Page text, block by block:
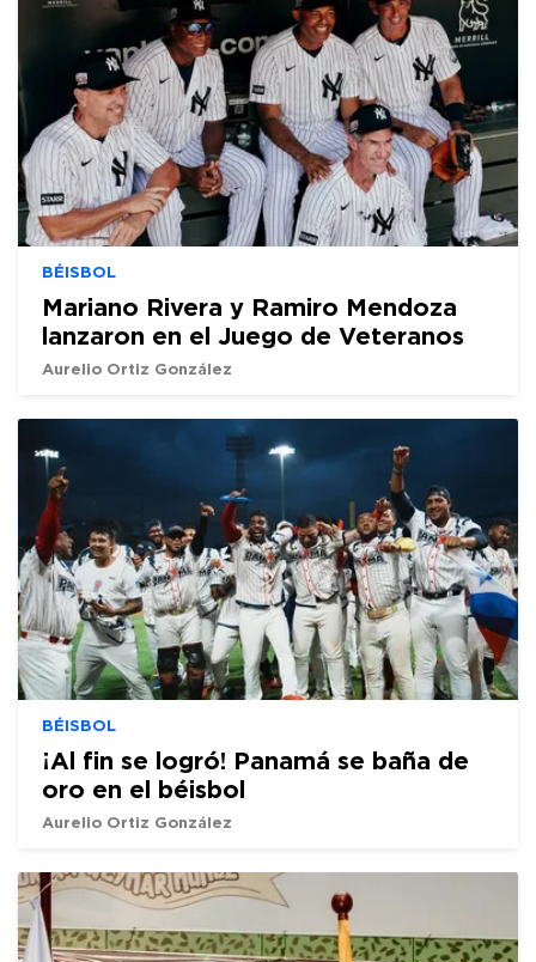
BÉISBOL
Mariano Rivera y Ramiro Mendoza
lanzaron en el Juego de Veteranos
Aurelio Ortiz González
BÉISBOL
¡Al fin se logró! Panamá se baña de
oro en el béisbol
Aurelio Ortiz González